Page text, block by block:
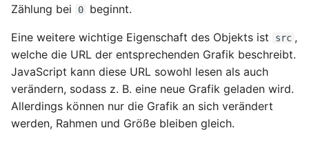
t2.5.7 Systeminformationen
2.5.8 Prozessmanagement
2.5.9 Archivierungs- und
Komprimierungsbefehle
2.5.10 Netzwerkbefehle
2
4.2.3 HTML-Seitenstruktur
im Überblick
4.2.4 HTML-Struktur:
und `span`
6.2.10 Klassenselektoren
6.2.11 ID-Selektoren –
Individualformate
definieren
Zählung bei
0 beginnt.
Eine weitere wichtige Eigenschaft des Objekts ist src ,
welche die URL der entsprechenden Grafik beschreibt.
JavaScript kann diese URL sowohl lesen als auch
verändern, sodass z. B. eine neue Grafik geladen wird.
Allerdings können nur die Grafik an sich verändert
werden, Rahmen und Größe bleiben gleich.